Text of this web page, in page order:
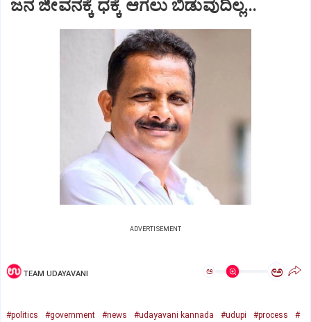
ಜನ ಜೀವನಕ್ಕೆ ಧಕ್ಕೆ ಆಗಲು ಬಿಡುವುದಿಲ್ಲ...
ADVERTISEMENT
TEAM UDAYAVANI ಅ ಅ
#politics #government #news #udayavani kannada #udupi #process
#